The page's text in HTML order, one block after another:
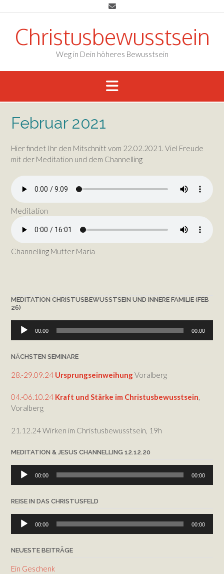
to
contentChristusbewusstsein
Weg in Dein höheres Bewusstsein
Februar 2021
Hier findet Ihr den Mitschnitt vom 22.02.2021. Viel Freude
mit der Meditation und dem Channelling
Meditation
Channelling Mutter Maria
MEDITATION CHRISTUSBEWUSSTSEIN UND INNERE FAMILIE (FEB
26)
Audio-
Player
00:00 00:00
NÄCHSTEN SEMINARE
28.-29.09.24 UrsprungseinweihungVoralberg
04.-06.10.24 Kraft und Stärke im Christusbewusstsein,
Voralberg
21.12.24 Wirken im Christusbewusstsein, 19h
MEDITATION & JESUS CHANNELLING 12.12.20
Audio-
Player
00:00 00:00
REISE IN DAS CHRISTUSFELD
Audio-
Player
00:00 00:00
NEUESTE BEITRÄGE
Ein Geschenk